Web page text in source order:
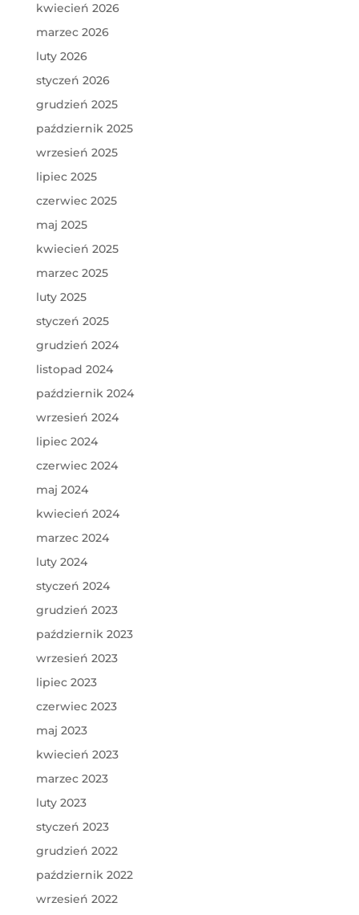
kwiecień 2026
marzec 2026
luty 2026
styczeń 2026
grudzień 2025
październik 2025
wrzesień 2025
lipiec 2025
czerwiec 2025
maj 2025
kwiecień 2025
marzec 2025
luty 2025
styczeń 2025
grudzień 2024
listopad 2024
październik 2024
wrzesień 2024
lipiec 2024
czerwiec 2024
maj 2024
kwiecień 2024
marzec 2024
luty 2024
styczeń 2024
grudzień 2023
październik 2023
wrzesień 2023
lipiec 2023
czerwiec 2023
maj 2023
kwiecień 2023
marzec 2023
luty 2023
styczeń 2023
grudzień 2022
październik 2022
wrzesień 2022